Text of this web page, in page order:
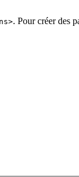
. Pour créer des